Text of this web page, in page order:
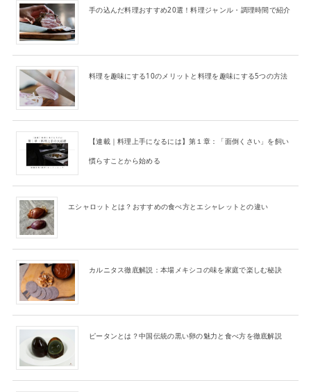
手の込んだ料理おすすめ20選！料理ジャンル・調理時間で紹介
料理を趣味にする10のメリットと料理を趣味にする5つの方法
【連載｜料理上手になるには】第１章：「面倒くさい」を飼い
慣らすことから始める
エシャロットとは？おすすめの食べ方とエシャレットとの違い
カルニタス徹底解説：本場メキシコの味を家庭で楽しむ秘訣
ピータンとは？中国伝統の黒い卵の魅力と食べ方を徹底解説